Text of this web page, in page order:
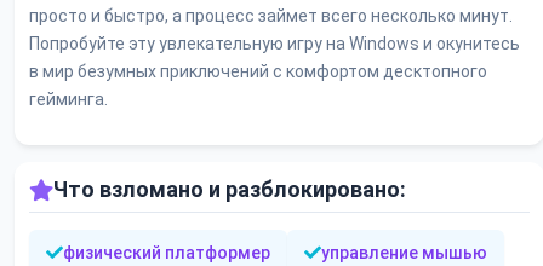
просто и быстро, а процесс займет всего несколько минут.
Попробуйте эту увлекательную игру на Windows и окунитесь
в мир безумных приключений с комфортом десктопного
гейминга.
Что взломано и разблокировано:
физический платформер управление мышью